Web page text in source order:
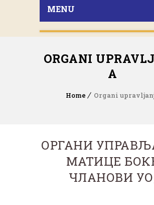
MENU
ORGANI
A
Home Organi
ОРГАНИ
МАТИЦЕ
ЧЛАНОВИ